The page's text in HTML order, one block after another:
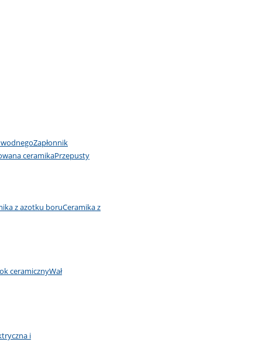
Zapłonnik
ceramikaPrzepusty
z azotku boruCeramika z
ceramicznyWał
i